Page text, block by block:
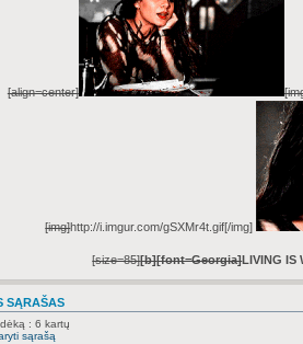
[align=center]
[img]http://i.imgur.com/gSXMr4t.gif[/img]
[size=85][b][font=Georgia]LIVING IS
SĄRAŠAS
: 6 kartų
sąrašą